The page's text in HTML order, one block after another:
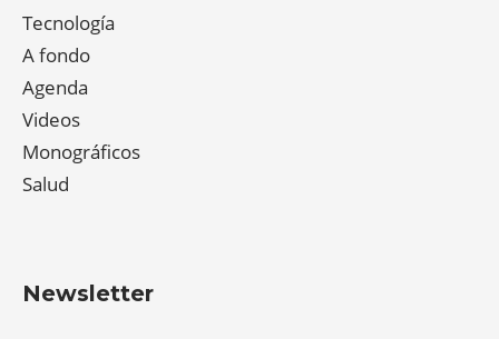
Tecnología
A fondo
Agenda
Videos
Monográficos
Salud
Newsletter